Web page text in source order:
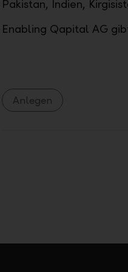
Pakistan, Indien,
Enabling Qapital AG
Anlegen